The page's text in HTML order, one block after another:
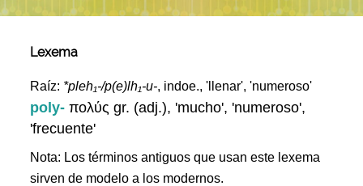
Lexema
Raíz: *pleh₁-/p(e)lh₁-u-, indoe., 'llenar', 'numeroso'
poly-πολύς gr. (adj.), 'mucho', 'numeroso',
'frecuente'
Nota: Los términos antiguos que usan este lexema
sirven de modelo a los modernos.